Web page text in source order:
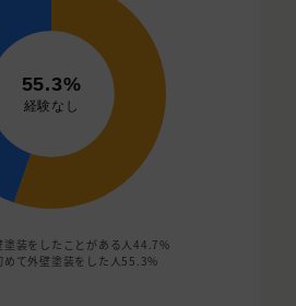
塗装をしたことがある人44.7%
めて外壁塗装をした人 55.3%